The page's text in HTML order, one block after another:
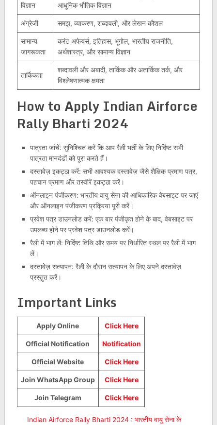
विज्ञान
आधुनिक भौतिक विज्ञान
अंग्रेजी समझ, व्याकरण, शब्दावली, और लेखन कौशल
सामान्य
जागरूकता
करंट अफेयर्स, इतिहास, भूगोल, भारतीय राजनीति,
अर्थशास्त्र, और सामान्य विज्ञान
तार्किकता
शब्दावली और अबादी, तार्किक और अतार्किक तर्क, और
विश्लेषणात्मक क्षमता
How to Apply Indian Airforce
Rally Bharti 2024
पात्रता जांचें: सुनिश्चित करें कि आप रैली भर्ती के लिए निर्दिष्ट सभी
पात्रता मानदंडों को पूरा करते हैं।
दस्तावेज़ इकट्ठा करें: सभी आवश्यक दस्तावेज़ जैसे शैक्षिक प्रमाण पत्र,
पहचान प्रमाण और तस्वीरें इकट्ठा करें।
ऑनलाइन पंजीकरण: भारतीय वायु सेना की आधिकारिक वेबसाइट पर जाएं
और ऑनलाइन पंजीकरण प्रक्रिया पूरी करें।
प्रवेश पत्र डाउनलोड करें: एक बार पंजीकृत होने के बाद, वेबसाइट पर
उपलब्ध होने पर प्रवेश पत्र डाउनलोड करें।
रैली में भाग लें: निर्दिष्ट तिथि और समय पर निर्धारित स्थल पर रैली में भाग
लें।
दस्तावेज़ सत्यापन: रैली के दौरान सत्यापन के लिए अपने दस्तावेज़
प्रस्तुत करें।
Important Links
Apply Online Click Here
Official Notification Notification
Official Website Click Here
Join WhatsApp Group Click Here
Join Telegram Click Here
Indian Airforce Rally Bharti 2024 : भारतीय वायु सेना के